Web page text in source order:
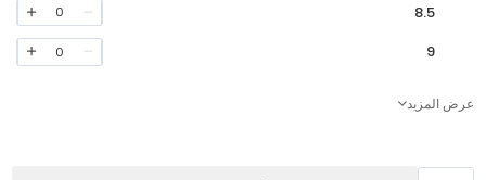
8.5
0
9
0
عرض المزيد